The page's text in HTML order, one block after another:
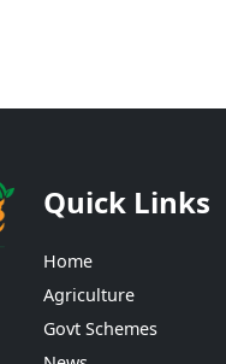
Quick Links
Home
Agriculture
Govt Schemes